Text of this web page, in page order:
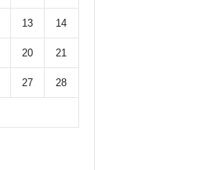
13 14
20 21
27 28